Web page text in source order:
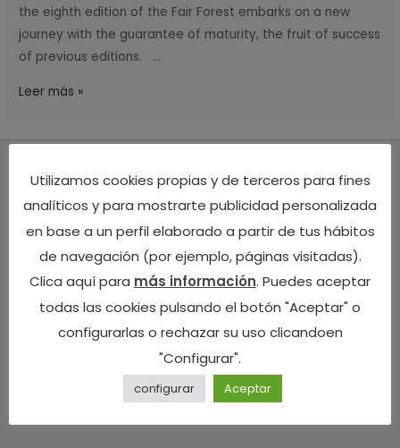
the eighth edition of the Fair Forest embarks on a new
journey with the guarantee of maturity, the fruit of success
of previous editions. …
Leer más »
Ca Lulón, Apartamentos rurales en
Asturias
Ca Lulon C.B.
E86631637
Tel: +34 650 764 660
Email: info@calulon.com
33879 Tineo (Asturias)
Utilizamos cookies propias y de terceros para fines
analíticos y para mostrarte publicidad personalizada
en base a un perfil elaborado a partir de tus hábitos
de navegación (por ejemplo, páginas visitadas).
Clica aquí para más información. Puedes aceptar
todas las cookies pulsando el botón "Aceptar" o
configurarlas o rechazar su uso clicandoen
"Configurar".
configurar Aceptar